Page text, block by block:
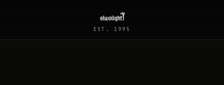
EST. 1995